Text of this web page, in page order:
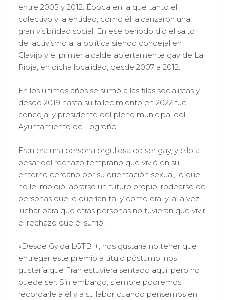
entre 2005 y 2012. Época en la que tanto el
colectivo y la entidad, como él, alcanzaron una
gran visibilidad social. En ese periodo dio el salto
del activismo a la política siendo concejal en
Clavijo y el primer alcalde abiertamente gay de La
Rioja, en dicha localidad, desde 2007 a 2012.
En los últimos años se sumó a las filas socialistas y
desde 2019 hasta su fallecimiento en 2022 fue
concejal y presidente del pleno municipal del
Ayuntamiento de Logroño.
Fran era una persona orgullosa de ser gay, y ello a
pesar del rechazo temprano que vivió en su
entorno cercano por su orientación sexual, lo que
no le impidió labrarse un futuro propio, rodearse de
personas que le querían tal y como era, y, a la vez,
luchar para que otras personas no tuvieran que vivir
el rechazo que él sufrió.
«Desde Gylda LGTBI+, nos gustaría no tener que
entregar este premio a título póstumo, nos
gustaría que Fran estuviera sentado aquí, pero no
puede ser. Sin embargo, siempre podremos
recordarle a él y a su labor cuando pensemos en